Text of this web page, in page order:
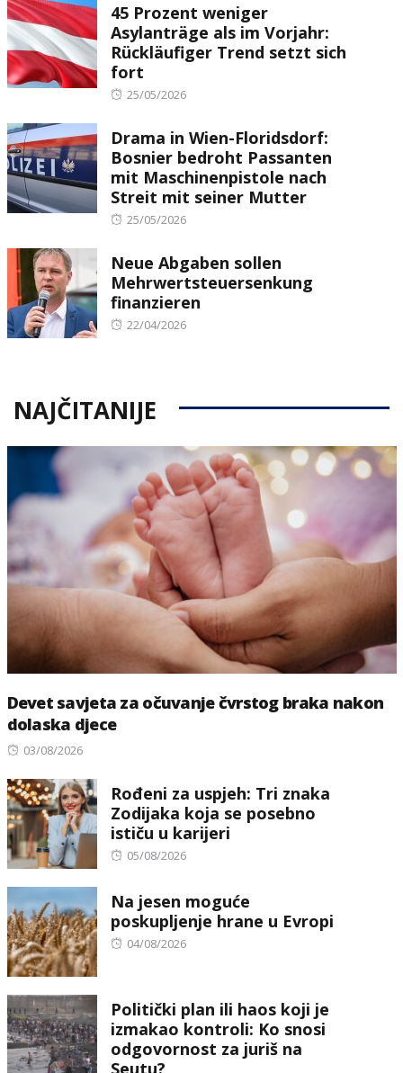
45 Prozent weniger
Asylanträge als im Vorjahr:
Rückläufiger Trend setzt sich
fort
Posted
25/05/2026
Drama in Wien-Floridsdorf:
Bosnier bedroht Passanten
mit Maschinenpistole nach
Streit mit seiner Mutter
Posted
25/05/2026
Neue Abgaben sollen
Mehrwertsteuersenkung
finanzieren
Posted
22/04/2026
NAJČITANIJE
Devet savjeta za očuvanje čvrstog braka nakon
dolaska djece
Posted
03/08/2026
Rođeni za uspjeh: Tri znaka
Zodijaka koja se posebno
ističu u karijeri
Posted
05/08/2026
Na jesen moguće
poskupljenje hrane u Evropi
Posted
04/08/2026
Politički plan ili haos koji je
izmakao kontroli: Ko snosi
odgovornost za juriš na
Seutu?